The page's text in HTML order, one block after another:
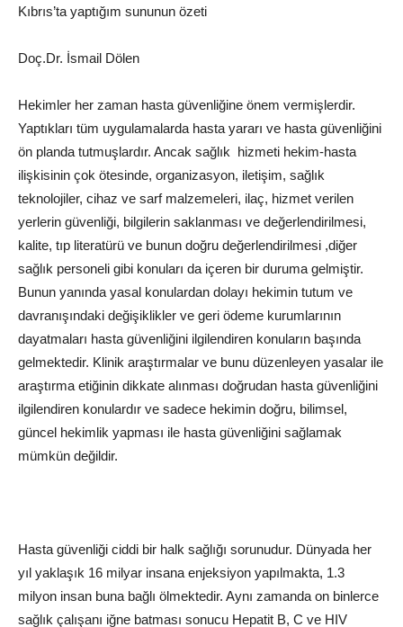
Kıbrıs’ta yaptığım sununun özeti
Doç.Dr. İsmail Dölen
Hekimler her zaman hasta güvenliğine önem vermişlerdir.
Yaptıkları tüm uygulamalarda hasta yararı ve hasta güvenliğini
ön planda tutmuşlardır. Ancak sağlık hizmeti hekim-hasta
ilişkisinin çok ötesinde, organizasyon, iletişim, sağlık
teknolojiler, cihaz ve sarf malzemeleri, ilaç, hizmet verilen
yerlerin güvenliği, bilgilerin saklanması ve değerlendirilmesi,
kalite, tıp literatürü ve bunun doğru değerlendirilmesi ,diğer
sağlık personeli gibi konuları da içeren bir duruma gelmiştir.
Bunun yanında yasal konulardan dolayı hekimin tutum ve
davranışındaki değişiklikler ve geri ödeme kurumlarının
dayatmaları hasta güvenliğini ilgilendiren konuların başında
gelmektedir. Klinik araştırmalar ve bunu düzenleyen yasalar ile
araştırma etiğinin dikkate alınması doğrudan hasta güvenliğini
ilgilendiren konulardır ve sadece hekimin doğru, bilimsel,
güncel hekimlik yapması ile hasta güvenliğini sağlamak
mümkün değildir.
Hasta güvenliği ciddi bir halk sağlığı sorunudur. Dünyada her
yıl yaklaşık 16 milyar insana enjeksiyon yapılmakta, 1.3
milyon insan buna bağlı ölmektedir. Aynı zamanda on binlerce
sağlık çalışanı iğne batması sonucu Hepatit B, C ve HIV